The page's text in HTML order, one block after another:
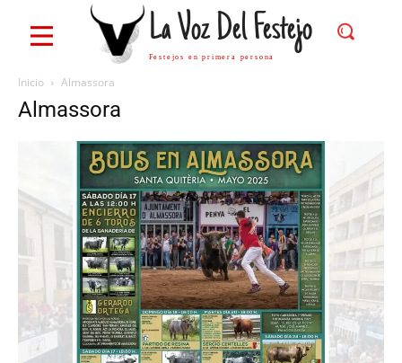
La Voz Del Festejo
Festejos en primera persona
Inicio Almassora
Almassora